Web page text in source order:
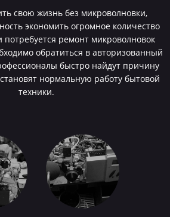
свою жизнь без микроволновки,
экономить огромное количество
ремонт микроволновок
обратиться в авторизованный
быстро найдут причину
нормальную работу бытовой
техники.